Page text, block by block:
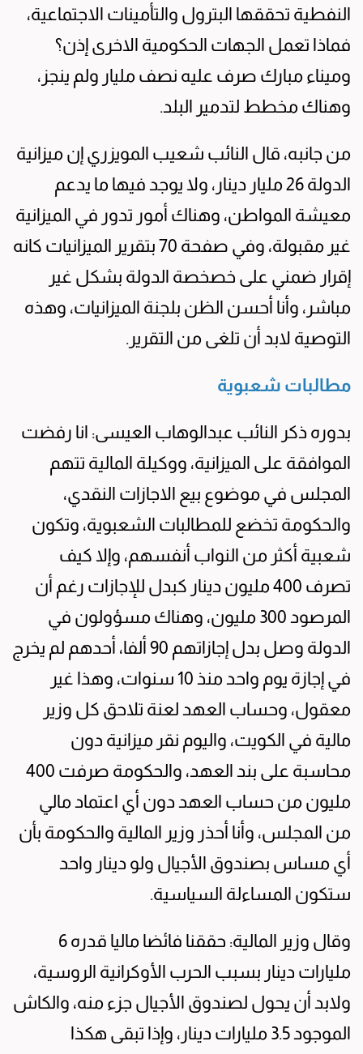
النفطية تحققها البترول والتأمينات الاجتماعية،
فماذا تعمل الجهات الحكومية الاخرى إذن؟
وميناء مبارك صرف عليه نصف مليار ولم ينجز،
وهناك مخطط لتدمير البلد.
من جانبه، قال النائب شعيب المويزري إن ميزانية
الدولة 26 مليار دينار، ولا يوجد فيها ما يدعم
معيشة المواطن، وهناك أمور تدور في الميزانية
غير مقبولة، وفي صفحة 70 بتقرير الميزانيات كانه
إقرار ضمني على خصخصة الدولة بشكل غير
مباشر، وأنا أحسن الظن بلجنة الميزانيات، وهذه
التوصية لابد أن تلغى من التقرير.
مطالبات شعبوية
بدوره ذكر النائب عبدالوهاب العيسى: انا رفضت
الموافقة على الميزانية، ووكيلة المالية تتهم
المجلس في موضوع بيع الاجازات النقدي،
والحكومة تخضع للمطالبات الشعبوية، وتكون
شعبية أكثر من النواب أنفسهم، وإلا كيف
تصرف 400 مليون دينار كبدل للإجازات رغم أن
المرصود 300 مليون، وهناك مسؤولون في
الدولة وصل بدل إجازاتهم 90 ألفا، أحدهم لم يخرج
في إجازة يوم واحد منذ 10 سنوات، وهذا غير
معقول، وحساب العهد لعنة تلاحق كل وزير
مالية في الكويت، واليوم نقر ميزانية دون
محاسبة على بند العهد، والحكومة صرفت 400
مليون من حساب العهد دون أي اعتماد مالي
من المجلس، وأنا أحذر وزير المالية والحكومة بأن
أي مساس بصندوق الأجيال ولو دينار واحد
ستكون المساءلة السياسية.
وقال وزير المالية: حققنا فائضا ماليا قدره 6
مليارات دينار بسبب الحرب الأوكرانية الروسية،
ولابد أن يحول لصندوق الأجيال جزء منه، والكاش
الموجود 3.5 مليارات دينار، وإذا تبقى هكذا